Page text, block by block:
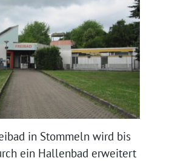
in Stommeln wird bis
ein Hallenbad erweitert